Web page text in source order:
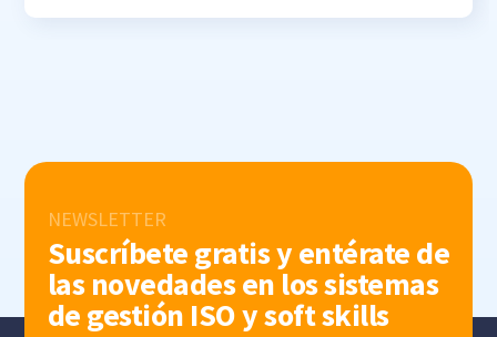
NEWSLETTER
Suscríbete gratis y entérate de
las novedades en los sistemas
de gestión ISO y soft skills